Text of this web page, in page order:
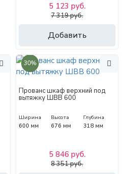
Добавить
5 123 руб.
7 319 руб.
30%
Прованс шкаф верхний под
вытяжку ШВВ 600
Ширина
600 мм
Высота
676 мм
Глубина
318 мм
5 846 руб.
8 351 руб.